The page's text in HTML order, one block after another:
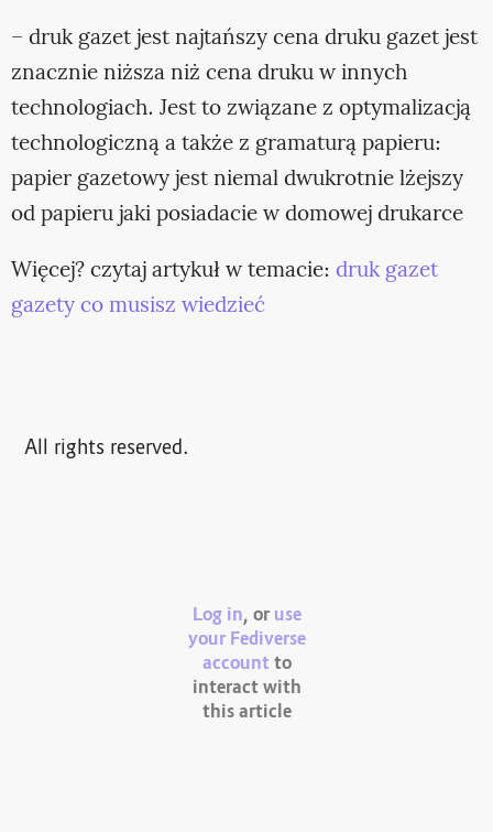
– druk gazet jest najtańszy cena druku gazet jest
znacznie niższa niż cena druku w innych
technologiach. Jest to związane z optymalizacją
technologiczną a także z gramaturą papieru:
papier gazetowy jest niemal dwukrotnie lżejszy
od papieru jaki posiadacie w domowej drukarce
Więcej? czytaj artykuł w temacie: druk gazet
gazety co musisz wiedzieć
All rights reserved.
Log in, or use
your Fediverse
account to
interact with
this article